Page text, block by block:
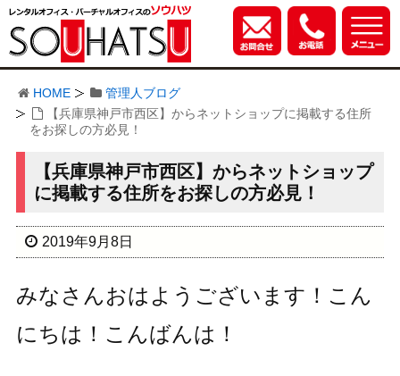
HOME
管理人ブログ
【兵庫県神戸市西区】からネットショップに掲載する住所
をお探しの方必見！
【兵庫県神戸市西区】からネットショップ
に掲載する住所をお探しの方必見！
2019年9月8日
みなさんおはようございます！こん
にちは！こんばんは！